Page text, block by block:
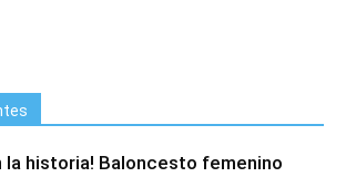
la historia! Baloncesto femenino